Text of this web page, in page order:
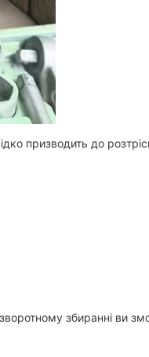
призводить до
збиранні ви